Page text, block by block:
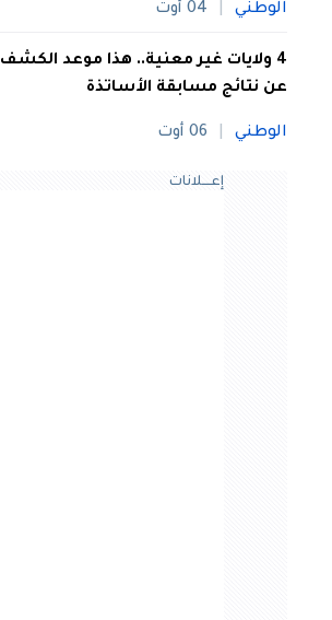
الوطني 04 أوت
4 ولايات غير معنية.. هذا موعد الكشف
عن نتائج مسابقة الأساتذة
الوطني 06 أوت
إعــــلانات